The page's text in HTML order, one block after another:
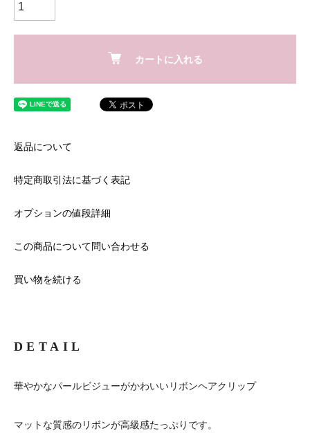
カートに入れる
返品について
特定商取引法に基づく表記
オプションの値段詳細
この商品について問い合わせる
買い物を続ける
DETAIL
華やかなパールビジューがかわいいリボンヘアクリップ
マットな質感のリボンが高級感たっぷりです。